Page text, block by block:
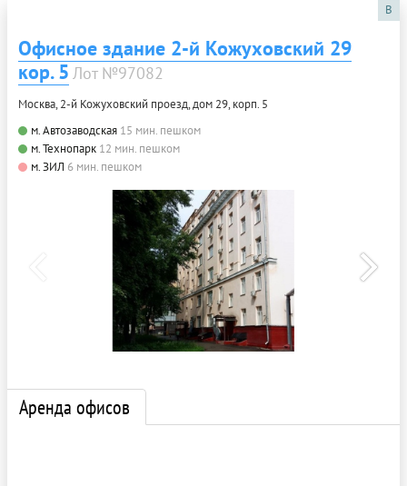
B
Офисное здание 2-й Кожуховский 29
кор. 5 Лот №97082
Москва, 2-й Кожуховский проезд, дом 29, корп. 5
м. Автозаводская 15 мин. пешком
м. Технопарк 12 мин. пешком
м. ЗИЛ 6 мин. пешком
Аренда офисов